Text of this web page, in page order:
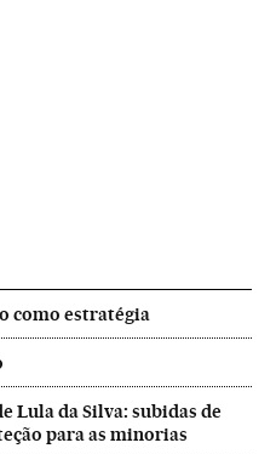
como estratégia
Lula da Silva: subidas de
para as minorias